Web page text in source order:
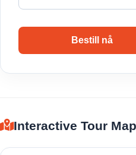
Bestill nå
Interactive Tour